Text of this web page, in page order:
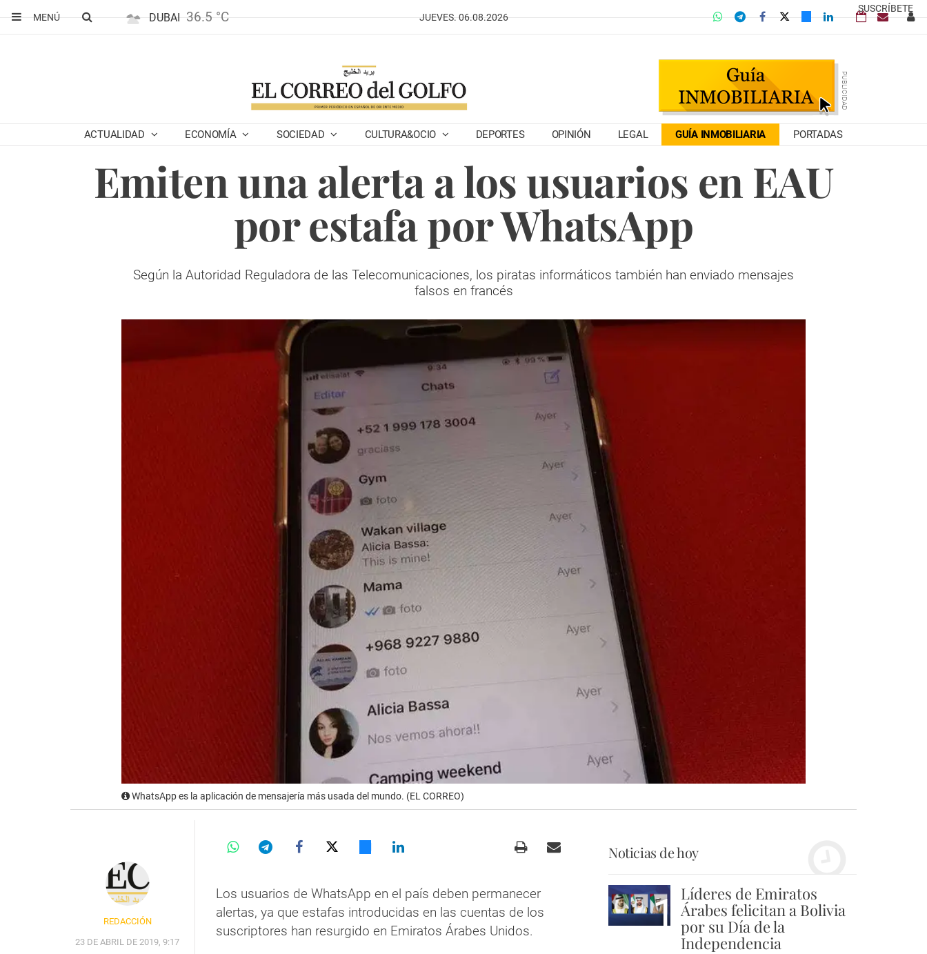
SUSCRÍBETE
MENÚ
DUBAI 36.5 °C JUEVES. 06.08.2026
ACTUALIDAD ECONOMÍA SOCIEDAD CULTURA&OCIO DEPORTES OPINIÓN LEGAL GUÍA INMOBILIARIA PORTADAS
Emiten una alerta a los usuarios en EAU
por estafa por WhatsApp
Según la Autoridad Reguladora de las Telecomunicaciones, los piratas informáticos también han enviado mensajes
falsos en francés
WhatsApp es la aplicación de mensajería más usada del mundo. (EL CORREO)
REDACCIÓN
23 DE ABRIL DE 2019, 9:17
Los usuarios de WhatsApp en el país deben permanecer
alertas, ya que estafas introducidas en las cuentas de los
suscriptores han resurgido en Emiratos Árabes Unidos.
Noticias de hoy
1 Líderes de Emiratos
Árabes felicitan a Bolivia
por su Día de la
Independencia